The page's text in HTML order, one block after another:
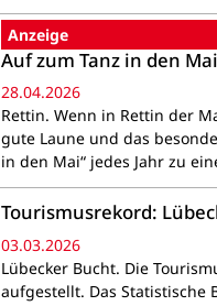
Anzeige
Auf zum Tanz in den
28.04.2026
Rettin. Wenn in Rettin der
gute Laune und das
in den Mai“ jedes Jahr zu
Tourismusrekord:
03.03.2026
Lübecker Bucht. Die
aufgestellt. Das Statistische